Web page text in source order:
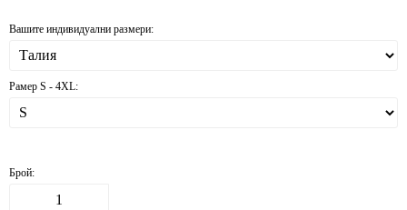
Вашите индивидуални размери:
Рамер S - 4XL:
Брой: